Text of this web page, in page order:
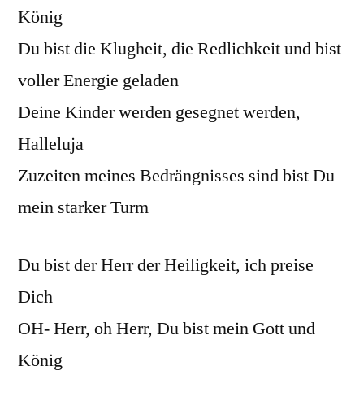
are
(and
König
Du bist die Klugheit, die Redlichkeit und bist
voller Energie geladen
Deine Kinder werden gesegnet werden,
Halleluja
Zuzeiten meines Bedrängnisses sind bist Du
mein starker Turm
Du bist der Herr der Heiligkeit, ich preise
Dich
OH- Herr, oh Herr, Du bist mein Gott und
König